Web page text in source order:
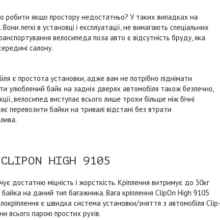
якщо простору недостатньо? У таких випадках на
легкі в установці і експлуатації, не вимагають спеціальних
велосипеда поза авто є відсутність бруду, яка
салону.
є простота установки, адже вам не потрібно піднімати
улюблений байк на задніх дверях автомобіля також безпечно,
велосипед виступає всього лише трохи більше ніж бічні
перевозити байки на тривалі відстані без втрати
HIGH 9105
достатню міцність і жорсткість. Кріплення витримує до 30кг
на даний тип багажника. Вага кріплення ClipOn High 9105
є швидка система установки/зняття з автомобіля
всього парою простих рухів.